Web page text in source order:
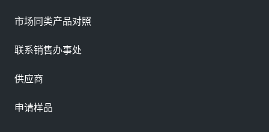
市场同类产品对照
联系销售办事处
供应商
申请样品